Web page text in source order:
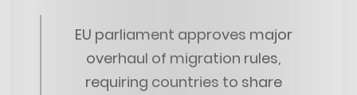
EU parliament approves major
overhaul of migration rules,
requiring countries to share